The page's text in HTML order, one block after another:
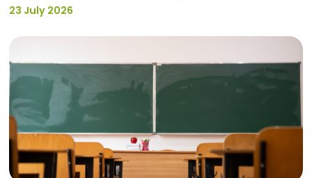
23 July 2026